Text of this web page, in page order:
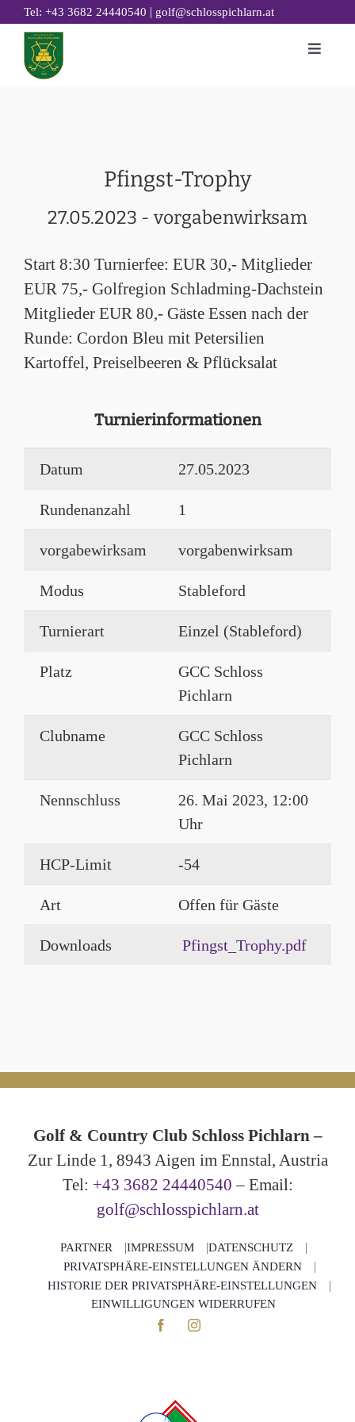
Zum
Inhalt
springen
Tel: +43 3682 24440540 | golf@schlosspichlarn.at
Toggle
GOLF ACADEMY
RESTAURANT 19
NACHHALTIGKEIT
Pfingst-Trophy
27.05.2023 - vorgabenwirksam
Start 8:30 Turnierfee: EUR 30,- Mitglieder
EUR 75,- Golfregion Schladming-Dachstein
Mitglieder EUR 80,- Gäste Essen nach der
Runde: Cordon Bleu mit Petersilien
Kartoffel, Preiselbeeren & Pflücksalat
Turnierinformationen
Datum 27.05.2023
Rundenanzahl 1
vorgabewirksam vorgabenwirksam
Modus Stableford
Turnierart Einzel (Stableford)
Platz
GCC Schloss
Pichlarn
Clubname
GCC Schloss
Pichlarn
Nennschluss
26. Mai 2023, 12:00
Uhr
HCP-Limit -54
Art Offen für Gäste
Downloads Pfingst_Trophy.pdf
Golf & Country Club Schloss Pichlarn –
Zur Linde 1, 8943 Aigen im Ennstal, Austria
Tel: +43 3682 24440540 – Email:
golf@schlosspichlarn.at
PARTNER IMPRESSUM
DATENSCHUTZ
PRIVATSPHÄRE-EINSTELLUNGEN ÄNDERN
HISTORIE DER PRIVATSPHÄRE-EINSTELLUNGEN
EINWILLIGUNGEN WIDERRUFEN